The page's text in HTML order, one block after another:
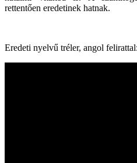
rettentően eredetinek hatnak.
Eredeti nyelvű tréler, angol felirattal: